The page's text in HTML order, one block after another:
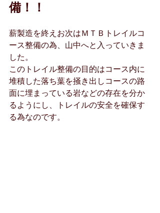
備！！
薪製造を終えお次はＭＴＢトレイルコ
ース整備の為、山中へと入っていきま
した。
このトレイル整備の目的はコース内に
堆積した落ち葉を掻き出しコースの路
面に埋まっている岩などの存在を分か
るようにし、トレイルの安全を確保す
る為なのです。